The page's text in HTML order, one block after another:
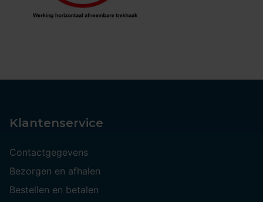
Klantenservice
Contactgegevens
Bezorgen en afhalen
Bestellen en betalen